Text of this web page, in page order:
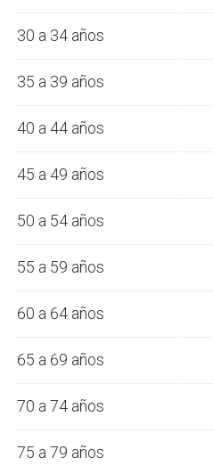
30 a 34 años
35 a 39 años
40 a 44 años
45 a 49 años
50 a 54 años
55 a 59 años
60 a 64 años
65 a 69 años
70 a 74 años
75 a 79 años